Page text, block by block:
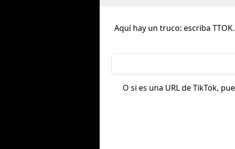
Aquí hay un truco: escriba
O si es una URL de TikTok,